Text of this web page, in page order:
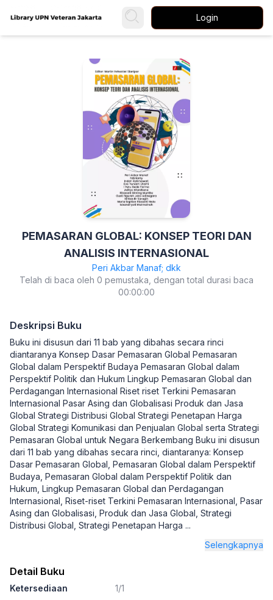
Login
PEMASARAN GLOBAL: KONSEP TEORI DAN
ANALISIS INTERNASIONAL
Peri Akbar Manaf; dkk
Telah di baca oleh 0 pemustaka, dengan total durasi baca
00:00:00
Deskripsi Buku
Buku ini disusun dari 11 bab yang dibahas secara rinci
diantaranya Konsep Dasar Pemasaran Global Pemasaran
Global dalam Perspektif Budaya Pemasaran Global dalam
Perspektif Politik dan Hukum Lingkup Pemasaran Global dan
Perdagangan Internasional Riset riset Terkini Pemasaran
Internasional Pasar Asing dan Globalisasi Produk dan Jasa
Global Strategi Distribusi Global Strategi Penetapan Harga
Global Strategi Komunikasi dan Penjualan Global serta Strategi
Pemasaran Global untuk Negara Berkembang Buku ini disusun
dari 11 bab yang dibahas secara rinci, diantaranya: Konsep
Dasar Pemasaran Global, Pemasaran Global dalam Perspektif
Budaya, Pemasaran Global dalam Perspektif Politik dan
Hukum, Lingkup Pemasaran Global dan Perdagangan
Internasional, Riset-riset Terkini Pemasaran Internasional, Pasar
Asing dan Globalisasi, Produk dan Jasa Global, Strategi
Distribusi Global, Strategi Penetapan Harga ...
Selengkapnya
Detail Buku
Ketersediaan
1/1